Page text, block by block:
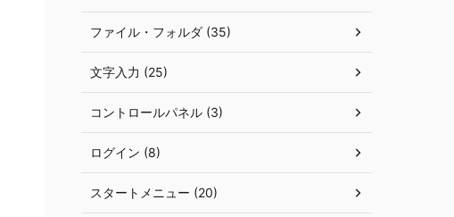
ファイル・フォルダ (35)
文字入力 (25)
コントロールパネル (3)
ログイン (8)
スタートメニュー (20)